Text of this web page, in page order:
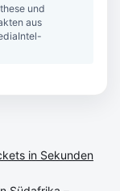
und
aus
in Sekunden